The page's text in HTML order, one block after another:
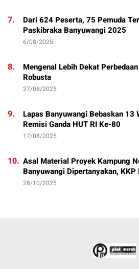
7.
Dari 624 Peserta, 75 Pemuda
Paskibraka Banyuwangi 2025
6/08/2025
8.
Mengenal Lebih Dekat
Robusta
27/08/2025
9.
Lapas Banyuwangi Bebaskan 13
Remisi Ganda HUT RI Ke-80
17/08/2025
10. Asal Material Proyek Kampung
Banyuwangi Dipertanyakan,
28/10/2025